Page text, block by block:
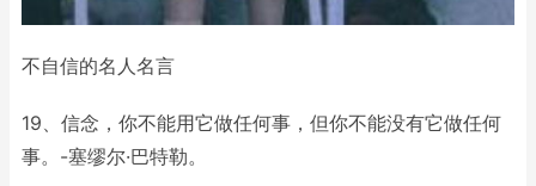
不自信的名人名言
19、信念，你不能用它做任何事，但你不能没有它做任何
事。-塞缪尔·巴特勒。